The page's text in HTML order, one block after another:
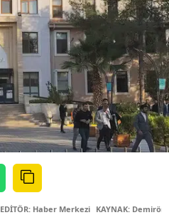
EDİTÖR: Haber Merkezi KAYNAK: